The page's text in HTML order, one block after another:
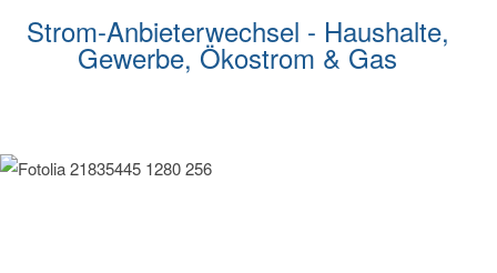
Strom-Anbieterwechsel - Haushalte,
Gewerbe, Ökostrom & Gas